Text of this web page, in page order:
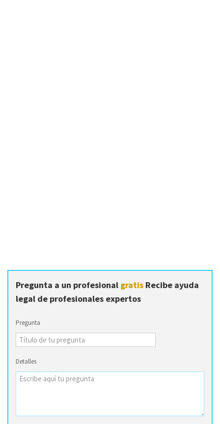
Pregunta a un profesional gratis Recibe ayuda
legal de profesionales expertos
Pregunta
Detalles